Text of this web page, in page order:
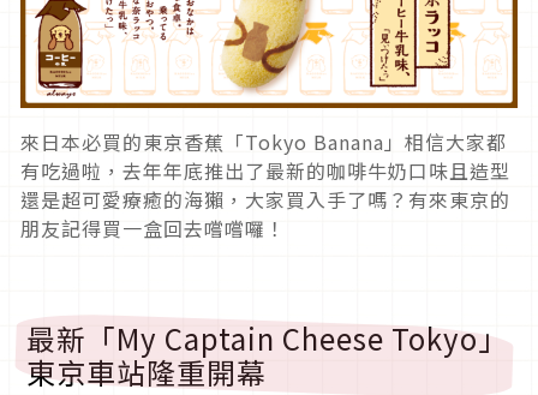
來日本必買的東京香蕉「Tokyo Banana」相信大家都
有吃過啦，去年年底推出了最新的咖啡牛奶口味且造型
還是超可愛療癒的海獺，大家買入手了嗎？有來東京的
朋友記得買一盒回去嚐嚐囉！
最新「My Captain Cheese Tokyo」
東京車站隆重開幕